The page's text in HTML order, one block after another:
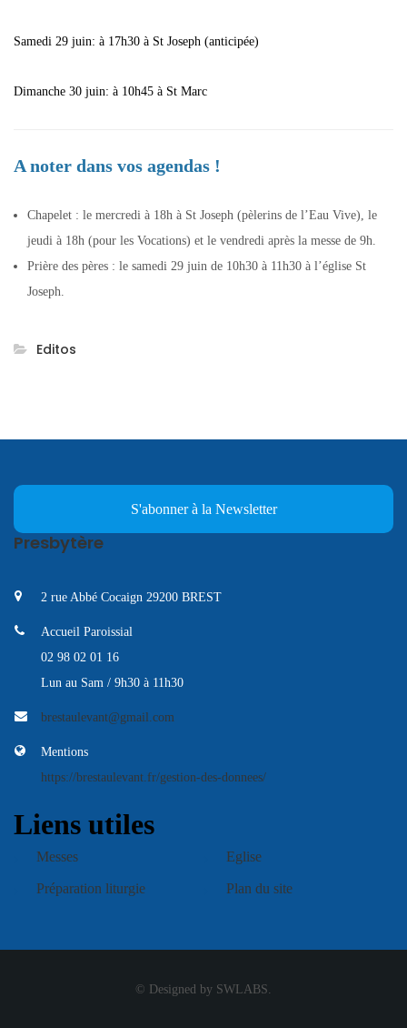
Samedi 29 juin: à 17h30 à St Joseph (anticipée)
Dimanche 30 juin: à 10h45 à St Marc
A noter dans vos agendas !
Chapelet : le mercredi à 18h à St Joseph (pèlerins de l’Eau Vive), le
jeudi à 18h (pour les Vocations) et le vendredi après la messe de 9h.
Prière des pères : le samedi 29 juin de 10h30 à 11h30 à l’église St
Joseph.
Editos
S'abonner à la Newsletter
Presbytère
2 rue Abbé Cocaign 29200 BREST
Accueil Paroissial
02 98 02 01 16
Lun au Sam / 9h30 à 11h30
brestaulevant@gmail.com
Mentions
https://brestaulevant.fr/gestion-des-donnees/
Liens utiles
Messes Eglise
Préparation liturgie Plan du site
© Designed by SWLABS.